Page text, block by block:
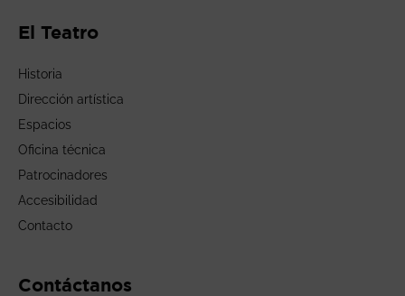
El Teatro
Historia
Dirección artística
Espacios
Oficina técnica
Patrocinadores
Accesibilidad
Contacto
Contáctanos